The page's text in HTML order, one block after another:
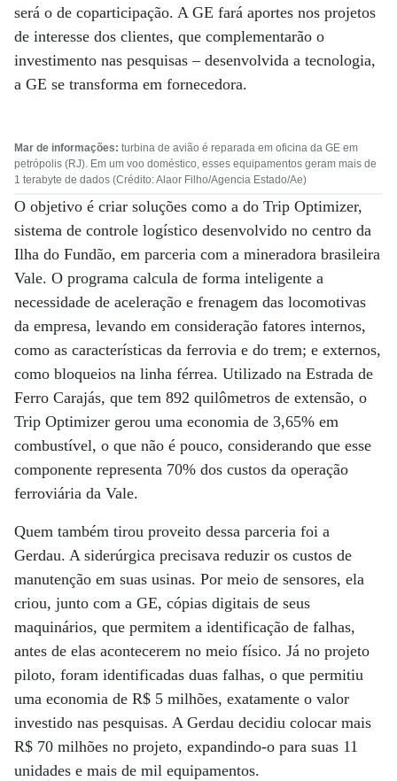
será o de coparticipação. A GE fará aportes nos projetos
de interesse dos clientes, que complementarão o
investimento nas pesquisas – desenvolvida a tecnologia,
a GE se transforma em fornecedora.
Mar de informações: turbina de avião é reparada em oficina da GE em
petrópolis (RJ). Em um voo doméstico, esses equipamentos geram mais de
1 terabyte de dados (Crédito: Alaor Filho/Agencia Estado/Ae)
O objetivo é criar soluções como a do Trip Optimizer,
sistema de controle logístico desenvolvido no centro da
Ilha do Fundão, em parceria com a mineradora brasileira
Vale. O programa calcula de forma inteligente a
necessidade de aceleração e frenagem das locomotivas
da empresa, levando em consideração fatores internos,
como as características da ferrovia e do trem; e externos,
como bloqueios na linha férrea. Utilizado na Estrada de
Ferro Carajás, que tem 892 quilômetros de extensão, o
Trip Optimizer gerou uma economia de 3,65% em
combustível, o que não é pouco, considerando que esse
componente representa 70% dos custos da operação
ferroviária da Vale.
Quem também tirou proveito dessa parceria foi a
Gerdau. A siderúrgica precisava reduzir os custos de
manutenção em suas usinas. Por meio de sensores, ela
criou, junto com a GE, cópias digitais de seus
maquinários, que permitem a identificação de falhas,
antes de elas acontecerem no meio físico. Já no projeto
piloto, foram identificadas duas falhas, o que permitiu
uma economia de R$ 5 milhões, exatamente o valor
investido nas pesquisas. A Gerdau decidiu colocar mais
R$ 70 milhões no projeto, expandindo-o para suas 11
unidades e mais de mil equipamentos.